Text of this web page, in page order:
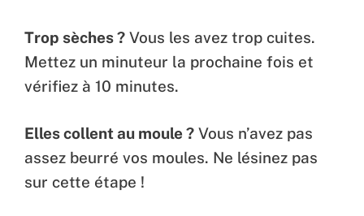
Trop sèches ? Vous les avez trop cuites.
Mettez un minuteur la prochaine fois et
vérifiez à 10 minutes.
Elles collent au moule ? Vous n’avez pas
assez beurré vos moules. Ne lésinez pas
sur cette étape !